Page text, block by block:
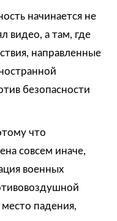
начинается не
видео, а там, где
направленные
безопасности
что
совсем иначе,
военных
падения,